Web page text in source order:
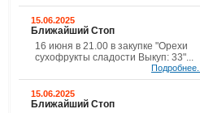
15.06.2025
Ближайший Стоп
16 июня в 21.00 в закупке "Орехи
сухофрукты сладости Выкуп: 33"...
Подробнее...
15.06.2025
Ближайший Стоп